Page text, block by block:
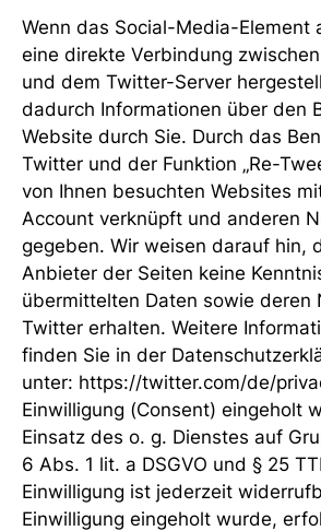
Wenn das Social-Media-Element
eine direkte Verbindung
und dem Twitter-Server
dadurch Informationen über den
Website durch Sie. Durch das
Twitter und der Funktion „Re-
von Ihnen besuchten Websites
Account verknüpft und anderen
gegeben. Wir weisen darauf hin,
Anbieter der Seiten keine
übermittelten Daten sowie deren
Twitter erhalten. Weitere
finden Sie in der
unter: https://twitter.com/de/
Einwilligung (Consent) eingeholt
Einsatz des o. g. Dienstes auf
6 Abs. 1 lit. a DSGVO und § 25
Einwilligung ist jederzeit
Einwilligung eingeholt wurde,